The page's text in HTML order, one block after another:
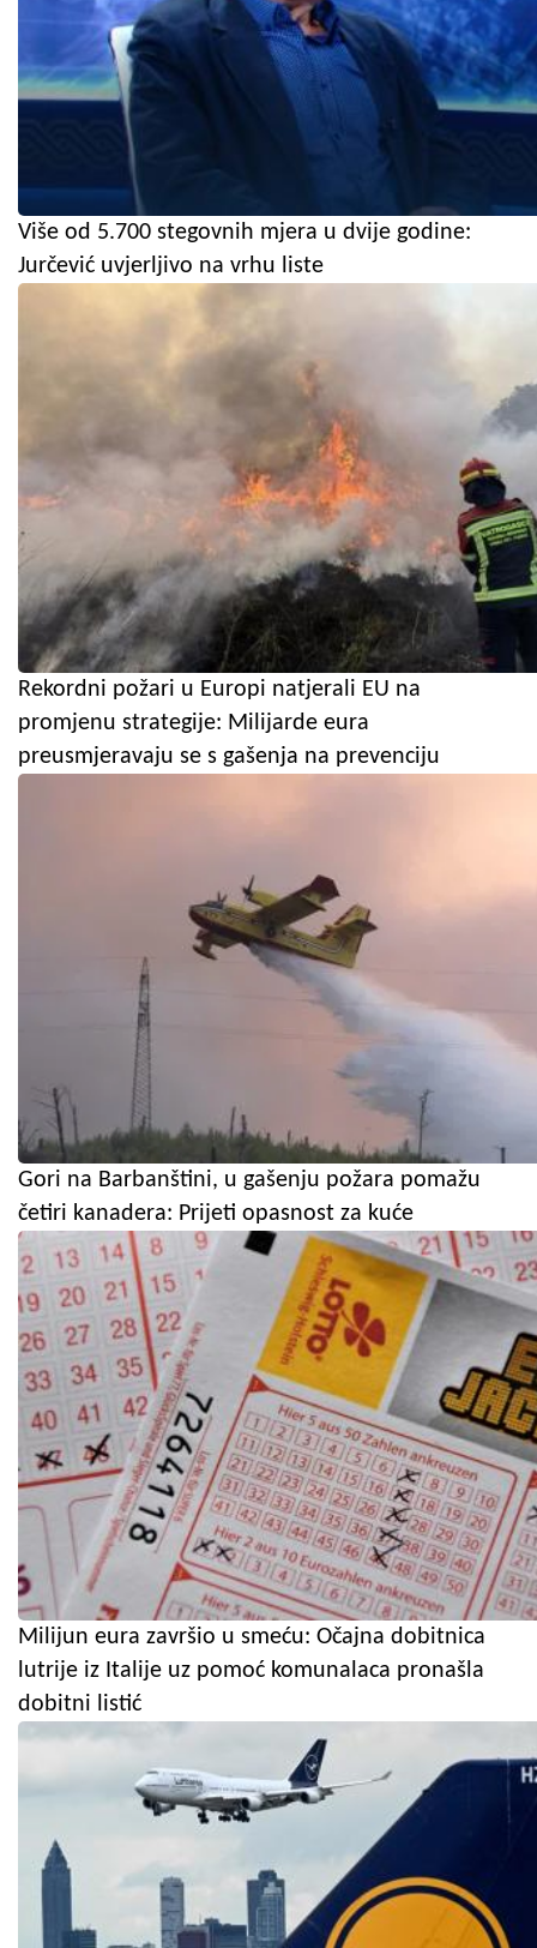
Više od 5.700 stegovnih mjera u dvije godine:
Jurčević uvjerljivo na vrhu liste
Rekordni požari u Europi natjerali EU na
promjenu strategije: Milijarde eura
preusmjeravaju se s gašenja na prevenciju
Gori na Barbanštini, u gašenju požara pomažu
četiri kanadera: Prijeti opasnost za kuće
Milijun eura završio u smeću: Očajna dobitnica
lutrije iz Italije uz pomoć komunalaca pronašla
dobitni listić